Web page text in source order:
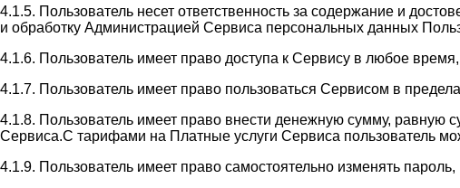
4.1.5. Пользователь несет ответственность за содержание и
и обработку Администрацией Сервиса персональных данных
4.1.6. Пользователь имеет право доступа к Сервису в любое
4.1.7. Пользователь имеет право пользоваться Сервисом в
4.1.8. Пользователь имеет право внести денежную сумму, равную
Сервиса.С тарифами на Платные услуги Сервиса пользователь
4.1.9. Пользователь имеет право самостоятельно изменять